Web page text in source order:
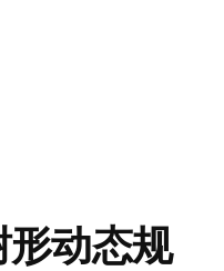
动态规